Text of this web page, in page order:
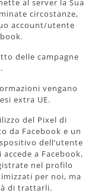
al server la Sua
circostanze,
account/utente
delle campagne
vengano
extra UE.
del Pixel di
da Facebook e un
dell’utente
a Facebook,
nel profilo
per noi, ma
di trattarli.